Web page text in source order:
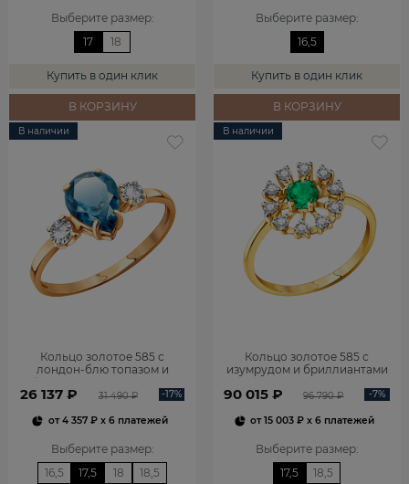
Выберите размер:
17
18
Купить в один клик
В КОРЗИНУ
Выберите размер:
16,5
Купить в один клик
В КОРЗИНУ
В наличии
Кольцо золотое 585 с
лондон‑блю топазом и
фианитами 1101174-00740
26 137 ₽ 31 490 ₽ -17%
от4 357 ₽x 6 платежей
Выберите размер:
16,5
17,5 18 18,5
В наличии
Кольцо золотое 585 с
изумрудом и бриллиантами
90 015 ₽ 96 790 ₽ -7%
от15 003 ₽ x 6 платежей
Выберите размер:
17,5
18,5